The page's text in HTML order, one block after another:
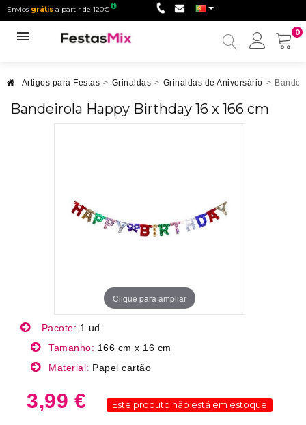
Envios grátis a partir de 120€
0
Minha
Artigos para Festas > Grinaldas > Grinaldas de Aniversário >
Bandeirola Happy Birthday 16 x 166 cm
Clique para ampliar
Pacote: 1 ud
Tamanho: 166 cm x 16 cm
Material: Papel cartão
3,99 € Este produto não está em estoque